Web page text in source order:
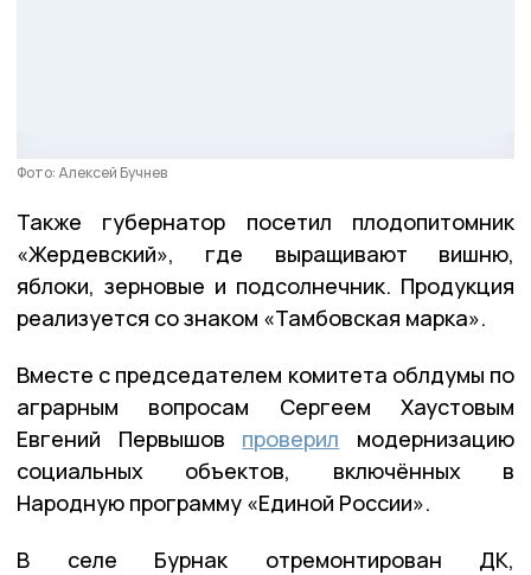
Фото: Алексей Бучнев
Также губернатор посетил плодопитомник
«Жердевский», где выращивают вишню,
яблоки, зерновые и подсолнечник. Продукция
реализуется со знаком «Тамбовская марка».
Вместе с председателем комитета облдумы по
аграрным вопросам Сергеем Хаустовым
Евгений Первышов проверил модернизацию
социальных объектов, включённых в
Народную программу «Единой России».
В селе Бурнак отремонтирован ДК,